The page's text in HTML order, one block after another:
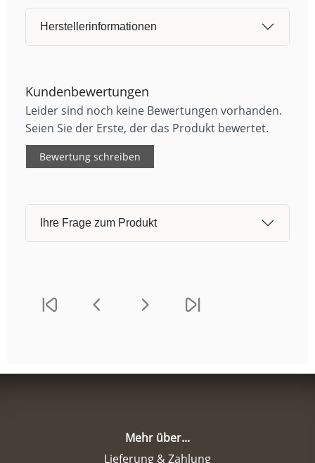
Herstellerinformationen
Kundenbewertungen
Leider sind noch keine Bewertungen vorhanden.
Seien Sie der Erste, der das Produkt bewertet.
Bewertung schreiben
Ihre Frage zum Produkt
Mehr über...
Lieferung & Zahlung